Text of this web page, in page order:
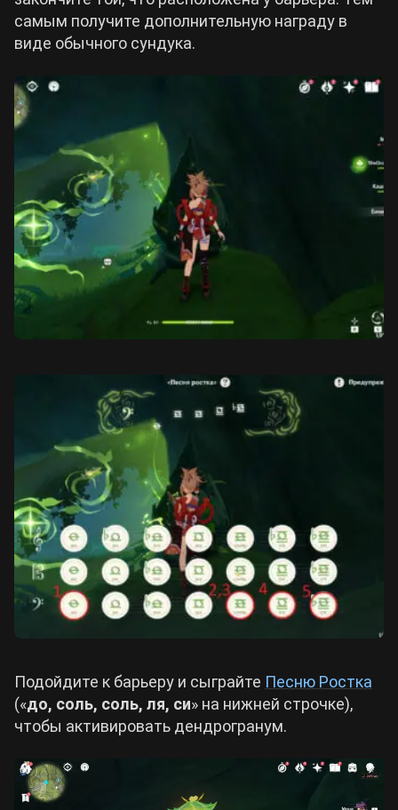
самым получите дополнительную награду в
виде обычного сундука.
Подойдите к барьеру и сыграйте Песню Ростка
(«до, соль, соль, ля, си» на нижней строчке),
чтобы активировать дендрогранум.